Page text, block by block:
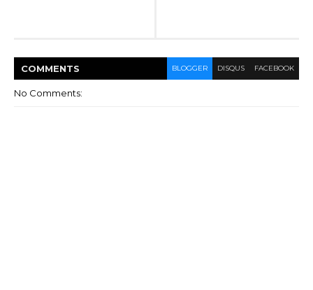
COMMENTS BLOGGER DISQUS FACEBOOK
No Comments: